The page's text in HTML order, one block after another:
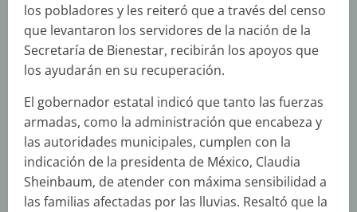
los pobladores y les reiteró que a través del censo
que levantaron los servidores de la nación de la
Secretaría de Bienestar, recibirán los apoyos que
los ayudarán en su recuperación.
El gobernador estatal indicó que tanto las fuerzas
armadas, como la administración que encabeza y
las autoridades municipales, cumplen con la
indicación de la presidenta de México, Claudia
Sheinbaum, de atender con máxima sensibilidad a
las familias afectadas por las lluvias. Resaltó que la